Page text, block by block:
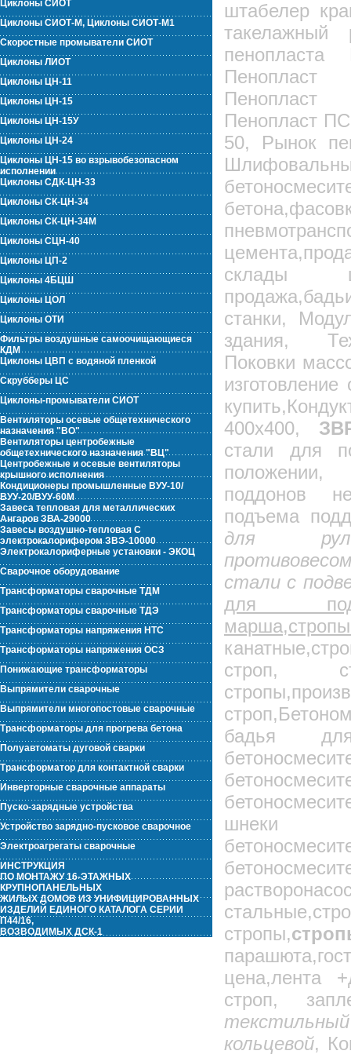
Циклоны СИОТ
Циклоны СИОТ-М, Циклоны СИОТ-М1
Скоростные промыватели СИОТ
Циклоны ЛИОТ
Циклоны ЦН-11
Циклоны ЦН-15
Циклоны ЦН-15У
Циклоны ЦН-24
Циклоны ЦН-15 во взрывобезопасном
исполнении
Циклоны СДК-ЦН-33
Циклоны СК-ЦН-34
Циклоны СК-ЦН-34М
Циклоны СЦН-40
Циклоны ЦП-2
Циклоны 4БЦШ
Циклоны ЦОЛ
Циклоны ОТИ
Фильтры воздушные самоочищающиеся
КДМ
Циклоны ЦВП с водяной пленкой
Скрубберы ЦС
Циклоны-промыватели СИОТ
Вентиляторы осевые общетехнического
назначения "ВО"
Вентиляторы центробежные
общетехнического назначения "ВЦ"
Центробежные и осевые вентиляторы
крышного исполнения
Кондиционеры промышленные ВУУ-10/
ВУУ-20/ВУУ-60М
Завеса тепловая для металлических
Ангаров ЗВА-29000
Завесы воздушно-тепловая С
электрокалорифером ЗВЭ-10000
Электрокалориферные установки - ЭКОЦ
Сварочное оборудование
Трансформаторы сварочные ТДМ
Трансформаторы сварочные ТДЭ
Трансформаторы напряжения НТС
Трансформаторы напряжения ОСЗ
Понижающие трансформаторы
Выпрямители сварочные
Выпрямители многопостовые сварочные
Трансформаторы для прогрева бетона
Полуавтоматы дуговой сварки
Трансформатор для контактной сварки
Инверторные сварочные аппараты
Пуско-зарядные устройства
Устройство зарядно-пусковое сварочное
Электроагрегаты сварочные
ИНСТРУКЦИЯ
ПО МОНТАЖУ 16-ЭТАЖНЫХ
КРУПНОПАНЕЛЬНЫХ
ЖИЛЫХ ДОМОВ ИЗ УНИФИЦИРОВАННЫХ
ИЗДЕЛИЙ ЕДИНОГО КАТАЛОГА СЕРИИ
П44/16,
ВОЗВОДИМЫХ ДСК-1
штабелер
такелажный
Пенопласт
50, Рынок
склады
станки,
здания,
Поковки
400х400,
стали для
поддонов
подъема
для
стали с
для
строп,
бадья
шнеки
стропы,
цена,лента
строп,
кольцевой,